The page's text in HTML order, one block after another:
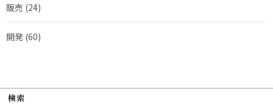
販売 (24)
開発 (60)
検索